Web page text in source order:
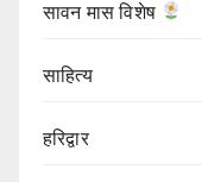
सावन मास विशेष
साहित्य
हरिद्वार